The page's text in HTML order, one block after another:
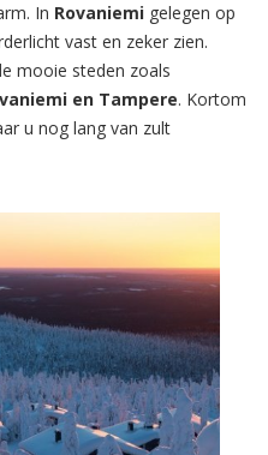
In Rovaniemi gelegen op
vast en zeker zien.
mooie steden zoals
en Tampere. Kortom
u nog lang van zult